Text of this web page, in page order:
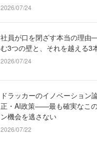
2026/07/24
社員が口を閉ざす本当の理由
む3つの壁と、それを越える3
2026/07/24
ドラッカーのイノベーション
正・AI政策——最も確実なこ
ン機会を逃さない
2026/07/22